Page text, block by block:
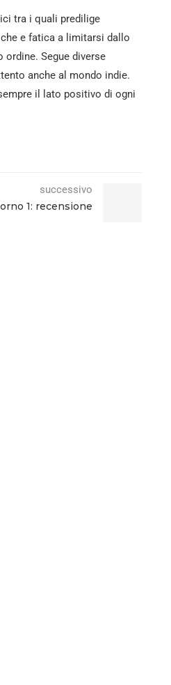
tra i quali predilige
e fatica a limitarsi dallo
Segue diverse
anche al mondo indie.
il lato positivo di ogni
successivo
1: recensione